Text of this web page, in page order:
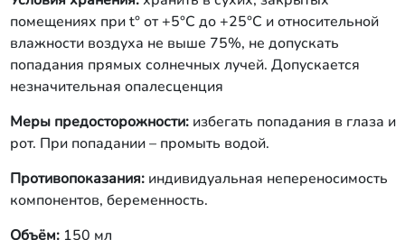
помещениях при t° от +5°С до +25°С и относительной
влажности воздуха не выше 75%, не допускать
попадания прямых солнечных лучей. Допускается
незначительная опалесценция
Меры предосторожности:избегать попадания в глаза и
рот. При попадании – промыть водой.
Противопоказания:индивидуальная непереносимость
компонентов, беременность.
Объём:150 мл